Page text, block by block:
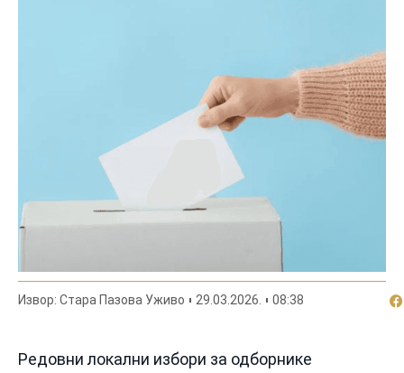
Извор: Стара Пазова Уживо 29.03.2026. 08:38
Редовни локални избори за одборнике